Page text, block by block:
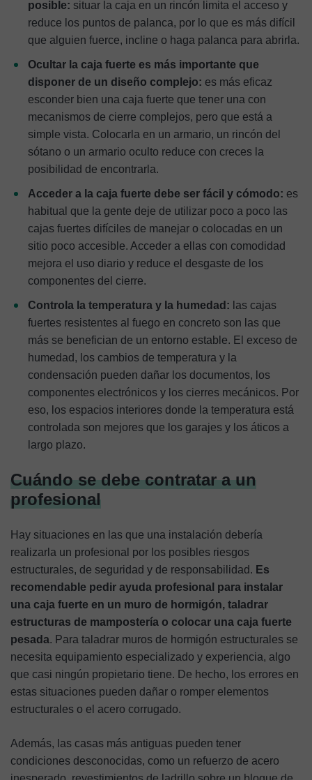
posible: situar la caja en un rincón limita el acceso y
reduce los puntos de palanca, por lo que es más difícil
que alguien fuerce, incline o haga palanca para abrirla.
Ocultar la caja fuerte es más importante que
disponer de un diseño complejo: es más eficaz
esconder bien una caja fuerte que tener una con
mecanismos de cierre complejos, pero que está a
simple vista. Colocarla en un armario, un rincón del
sótano o un armario oculto reduce con creces la
posibilidad de encontrarla.
Acceder a la caja fuerte debe ser fácil y cómodo: es
habitual que la gente deje de utilizar poco a poco las
cajas fuertes difíciles de manejar o colocadas en un
sitio poco accesible. Acceder a ellas con comodidad
mejora el uso diario y reduce el desgaste de los
componentes del cierre.
Controla la temperatura y la humedad: las cajas
fuertes resistentes al fuego en concreto son las que
más se benefician de un entorno estable. El exceso de
humedad, los cambios de temperatura y la
condensación pueden dañar los documentos, los
componentes electrónicos y los cierres mecánicos. Por
eso, los espacios interiores donde la temperatura está
controlada son mejores que los garajes y los áticos a
largo plazo.
Cuándo se debe contratar a un
profesional
Hay situaciones en las que una instalación debería
realizarla un profesional por los posibles riesgos
estructurales, de seguridad y de responsabilidad. Es
recomendable pedir ayuda profesional para instalar
una caja fuerte en un muro de hormigón, taladrar
estructuras de mampostería o colocar una caja fuerte
pesada. Para taladrar muros de hormigón estructurales se
necesita equipamiento especializado y experiencia, algo
que casi ningún propietario tiene. De hecho, los errores en
estas situaciones pueden dañar o romper elementos
estructurales o el acero corrugado.
Además, las casas más antiguas pueden tener
condiciones desconocidas, como un refuerzo de acero